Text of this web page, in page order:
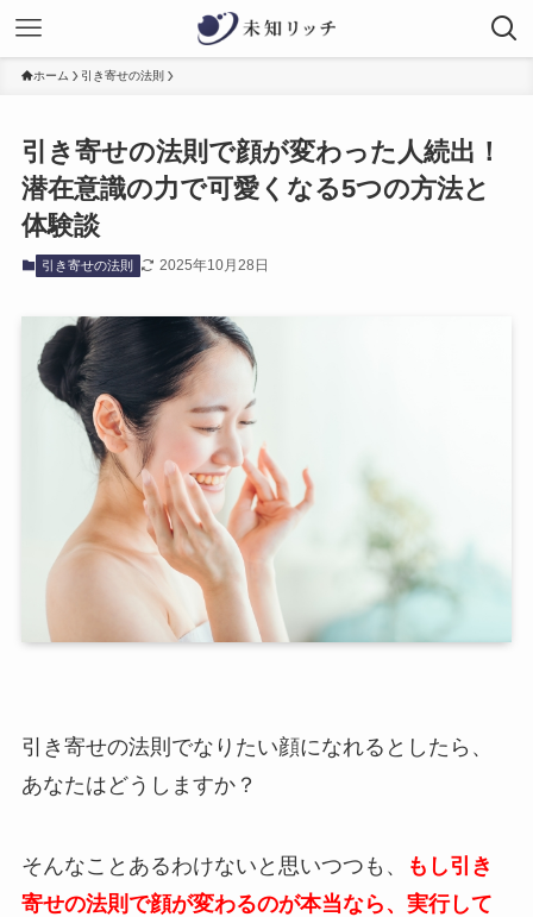
ホーム 引き寄せの法則
引き寄せの法則で顔が変わった人続出！
潜在意識の力で可愛くなる5つの方法と
体験談
引き寄せの法則 2025年10月28日
引き寄せの法則でなりたい顔になれるとしたら、
あなたはどうしますか？
そんなことあるわけないと思いつつも、
もし引き
寄せの法則で顔が変わるのが本当なら、実行して